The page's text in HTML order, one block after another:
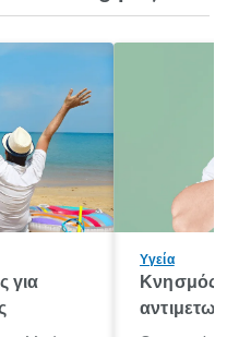
για
Υγεία
Κνησμός: